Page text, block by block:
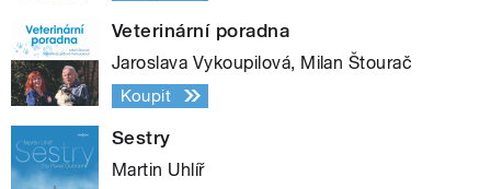
Veterinární poradna
Jaroslava Vykoupilová, Milan Štourač
Koupit
Sestry
Martin Uhlíř